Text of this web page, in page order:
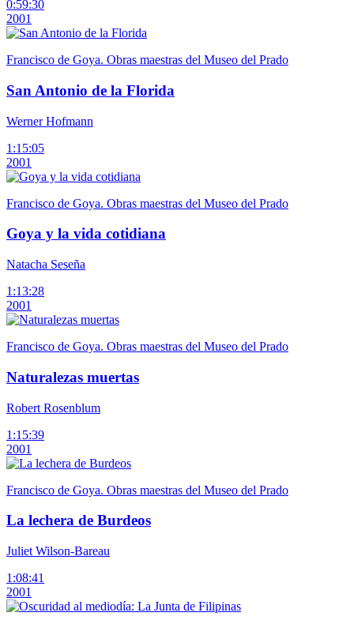
0:59:30
2001
Francisco de Goya. Obras maestras del Museo del Prado
San Antonio de la Florida
Werner Hofmann
1:15:05
2001
Francisco de Goya. Obras maestras del Museo del Prado
Goya y la vida cotidiana
Natacha Seseña
1:13:28
2001
Francisco de Goya. Obras maestras del Museo del Prado
Naturalezas muertas
Robert Rosenblum
1:15:39
2001
Francisco de Goya. Obras maestras del Museo del Prado
La lechera de Burdeos
Juliet Wilson-Bareau
1:08:41
2001